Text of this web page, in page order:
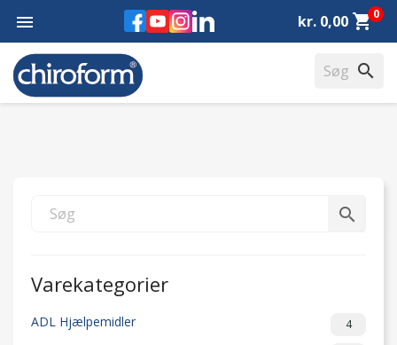
Facebook
YouTube
Instagram
LinkedIn
 kr. 0,00 shopping_cart0
search
search
Varekategorier
ADL Hjælpemidler 4